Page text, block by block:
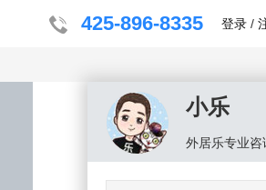
425-896-8335 登录 /
小乐
外居乐专业咨